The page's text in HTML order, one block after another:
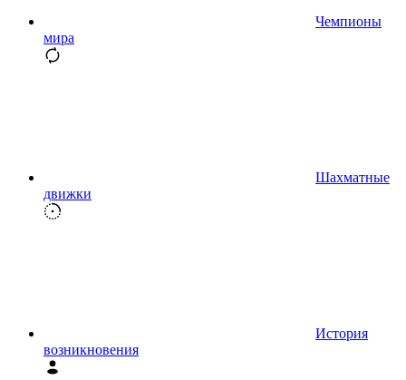
Чемпионы
мира
Шахматные
движки
История
возникновения